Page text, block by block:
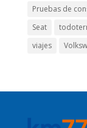
Pruebas de
Seat
viajes